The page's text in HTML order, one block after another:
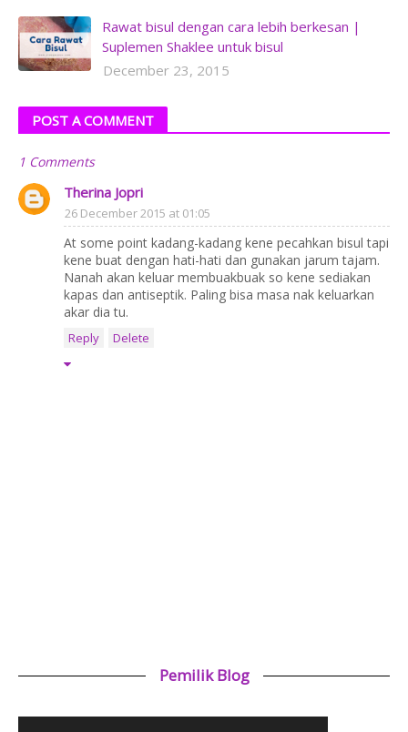
Rawat bisul dengan cara lebih berkesan |
Suplemen Shaklee untuk bisul
December 23, 2015
POST A COMMENT
1 Comments
Therina Jopri
26 December 2015 at 01:05
At some point kadang-kadang kene pecahkan bisul tapi
kene buat dengan hati-hati dan gunakan jarum tajam.
Nanah akan keluar membuakbuak so kene sediakan
kapas dan antiseptik. Paling bisa masa nak keluarkan
akar dia tu.
Reply Delete
Pemilik Blog